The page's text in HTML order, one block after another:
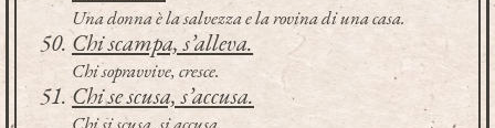
Una donna è la salvezza e la rovina di una casa.
Chi scampa, s’alleva.
Chi sopravvive, cresce.
Chi se scusa, s’accusa.
Chi si scusa, si accusa.